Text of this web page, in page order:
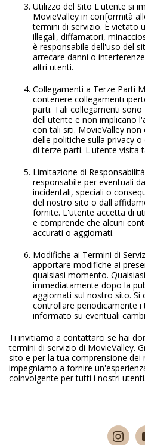
Utilizzo del Sito L'utente si
MovieValley in conformità
termini di servizio. È vietato
illegali, diffamatori,
è responsabile dell'uso del
arrecare danni o
altri utenti.
Collegamenti a Terze Parti
contenere collegamenti
parti. Tali collegamenti
dell'utente e non implicano
con tali siti. MovieValley
delle politiche sulla privacy
di terze parti. L'utente visita
Limitazione di
responsabile per eventuali
incidentali, speciali o
del nostro sito o
fornite. L'utente accetta di
e comprende che alcuni
accurati o aggiornati.
Modifiche ai Termini di
apportare modifiche ai
qualsiasi momento.
immediatamente dopo la
aggiornati sul nostro sito. Si
controllare periodicamente i
informato su eventuali
Ti invitiamo a contattarci se hai
termini di servizio di MovieValley.
sito e per la tua comprensione dei
impegniamo a fornire
coinvolgente per tutti i nostri utenti.